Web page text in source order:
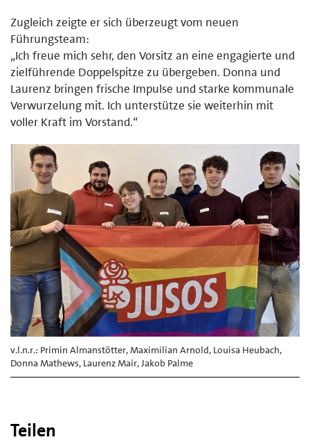
Zugleich zeigte er sich überzeugt vom neuen
Führungsteam:
„Ich freue mich sehr, den Vorsitz an eine engagierte und
zielführende Doppelspitze zu übergeben. Donna und
Laurenz bringen frische Impulse und starke kommunale
Verwurzelung mit. Ich unterstütze sie weiterhin mit
voller Kraft im Vorstand.“
v.l.n.r.: Primin Almanstötter, Maximilian Arnold, Louisa Heubach,
Donna Mathews, Laurenz Mair, Jakob Palme
Teilen